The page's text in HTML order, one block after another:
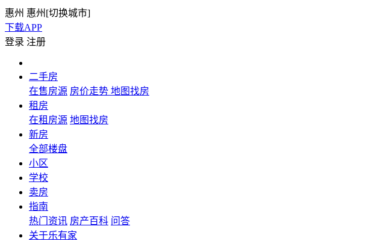
惠州 惠州[切换城市]
下载APP
登录 注册
二手房
在售房源 房价走势 地图找房
租房
在租房源 地图找房
新房
全部楼盘
小区
学校
卖房
指南
热门资讯 房产百科 问答
关于乐有家